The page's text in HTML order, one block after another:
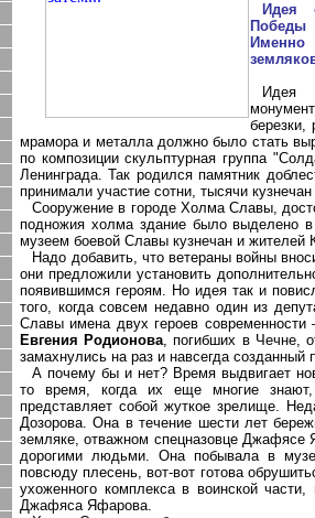
Идея
Победы
Именно
Идея
березки,
мрамора и металла должно было стать
по композиции скульптурная группа
Ленинграда. Так родился памятник
принимали участие сотни, тысячи
Сооружение в городе Холма Славы,
подножия холма здание было выделено в
музеем боевой Славы кузнечан и жителей
Надо добавить, что ветераны войны
они предложили установить
появившимся героям. Но идея так и
того, когда совсем недавно один из
Славы имена двух героев
Евгения Родионова, погибших в Чечне,
замахнулись на раз и навсегда созданный
А почему бы и нет? Время выдвигает
то время, когда их еще многие
представляет собой жуткое зрелище.
Дозорова. Она в течение шести лет
земляке, отважном спецназовце
дорогими людьми. Она побывала в
повсюду плесень, вот-вот готова
ухоженного комплекса в воинской
Джафяса Яфарова.